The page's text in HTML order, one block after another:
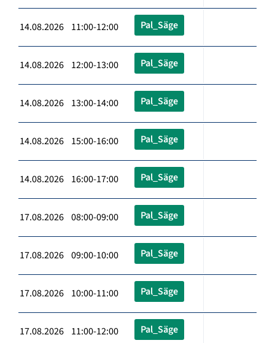
14.08.2026 11:00-12:00 Pal_Säge
14.08.2026 12:00-13:00 Pal_Säge
14.08.2026 13:00-14:00 Pal_Säge
14.08.2026 15:00-16:00 Pal_Säge
14.08.2026 16:00-17:00 Pal_Säge
17.08.2026 08:00-09:00 Pal_Säge
17.08.2026 09:00-10:00 Pal_Säge
17.08.2026 10:00-11:00 Pal_Säge
17.08.2026 11:00-12:00 Pal_Säge